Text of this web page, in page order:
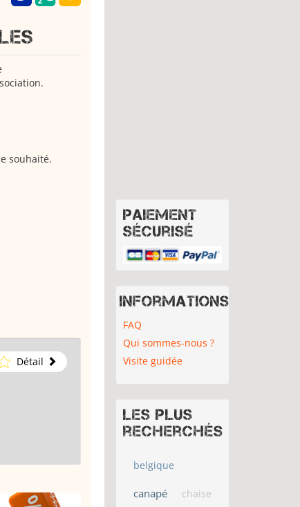
souhaité.
Détail
Paiement
sécurisé
Informations
FAQ
Qui sommes-nous ?
Visite guidée
Les plus
recherchés
belgique
canapé chaise